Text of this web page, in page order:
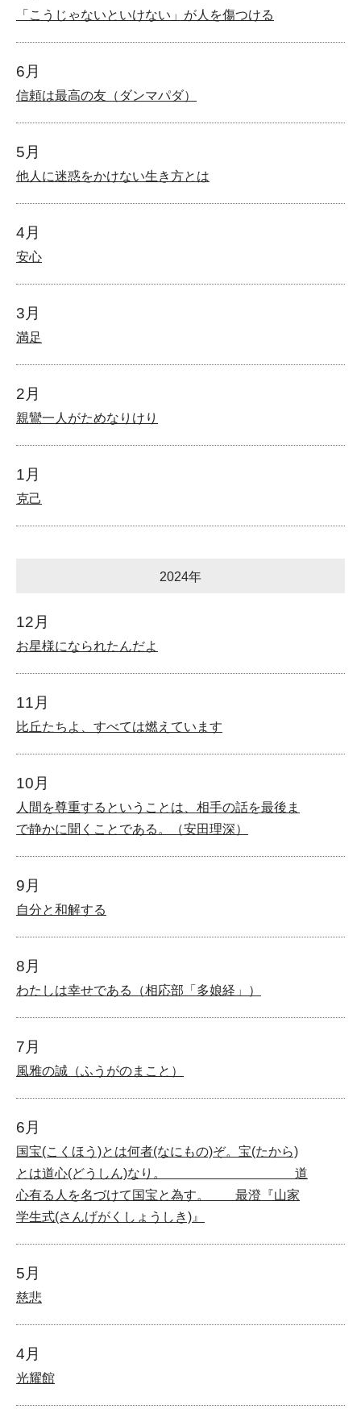
「こうじゃないといけない」が人を傷つける
6月
信頼は最高の友（ダンマパダ）
5月
他人に迷惑をかけない生き方とは
4月
安心
3月
満足
2月
親鸞一人がためなりけり
1月
克己
2024年
12月
お星様になられたんだよ
11月
比丘たちよ、すべては燃えています
10月
人間を尊重するということは、相手の話を最後ま
で静かに聞くことである。（安田理深）
9月
自分と和解する
8月
わたしは幸せである（相応部「多娘経」）
7月
風雅の誠（ふうがのまこと）
6月
国宝(こくほう)とは何者(なにもの)ぞ。宝(たから)
とは道心(どうしん)なり。 道
心有る人を名づけて国宝と為す。 最澄『山家
学生式(さんげがくしょうしき)』
5月
慈悲
4月
光耀館